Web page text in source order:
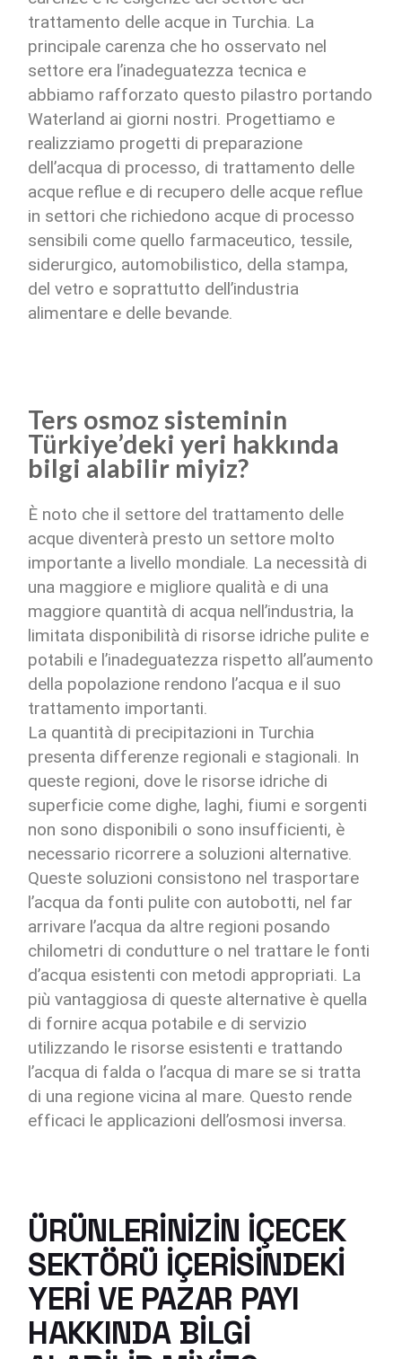
trattamento delle acque in Turchia. La
principale carenza che ho osservato nel
settore era l’inadeguatezza tecnica e
abbiamo rafforzato questo pilastro portando
Waterland ai giorni nostri. Progettiamo e
realizziamo progetti di preparazione
dell’acqua di processo, di trattamento delle
acque reflue e di recupero delle acque reflue
in settori che richiedono acque di processo
sensibili come quello farmaceutico, tessile,
siderurgico, automobilistico, della stampa,
del vetro e soprattutto dell’industria
alimentare e delle bevande.
Ters osmoz sisteminin
Türkiye’deki yeri hakkında
bilgi alabilir miyiz?
È noto che il settore del trattamento delle
acque diventerà presto un settore molto
importante a livello mondiale. La necessità di
una maggiore e migliore qualità e di una
maggiore quantità di acqua nell’industria, la
limitata disponibilità di risorse idriche pulite e
potabili e l’inadeguatezza rispetto all’aumento
della popolazione rendono l’acqua e il suo
trattamento importanti.
La quantità di precipitazioni in Turchia
presenta differenze regionali e stagionali. In
queste regioni, dove le risorse idriche di
superficie come dighe, laghi, fiumi e sorgenti
non sono disponibili o sono insufficienti, è
necessario ricorrere a soluzioni alternative.
Queste soluzioni consistono nel trasportare
l’acqua da fonti pulite con autobotti, nel far
arrivare l’acqua da altre regioni posando
chilometri di condutture o nel trattare le fonti
d’acqua esistenti con metodi appropriati. La
più vantaggiosa di queste alternative è quella
di fornire acqua potabile e di servizio
utilizzando le risorse esistenti e trattando
l’acqua di falda o l’acqua di mare se si tratta
di una regione vicina al mare. Questo rende
efficaci le applicazioni dell’osmosi inversa.
ÜRÜNLERINIZIN IÇECEK
SEKTÖRÜ IÇERISINDEKI
YERI VE PAZAR PAYI
HAKKINDA BILGI